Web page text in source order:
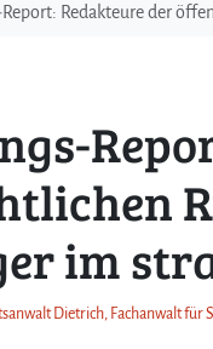
Report: Redakteure der
im
Dietrich, Fachanwalt